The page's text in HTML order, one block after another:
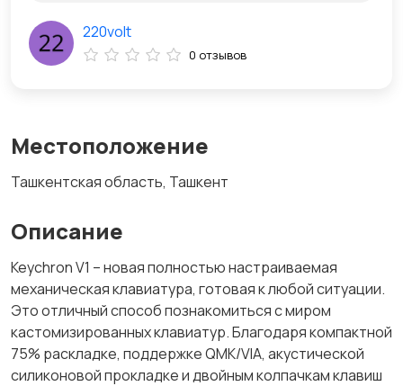
Местоположение
Ташкентская область, Ташкент
Описание
Keychron V1 – новая полностью настраиваемая
механическая клавиатура, готовая к любой ситуации.
Это отличный способ познакомиться с миром
кастомизированных клавиатур. Благодаря компактной
75% раскладке, поддержке QMK/VIA, акустической
силиконовой прокладке и двойным колпачкам клавиш
220volt
0 отзывов